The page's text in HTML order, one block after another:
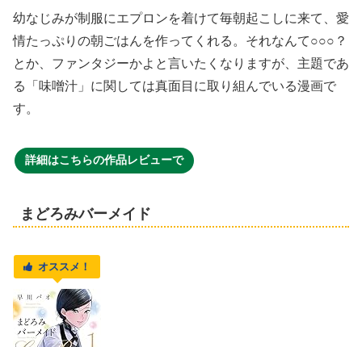
幼なじみが制服にエプロンを着けて毎朝起こしに来て、愛
情たっぷりの朝ごはんを作ってくれる。それなんて○○○？
とか、ファンタジーかよと言いたくなりますが、主題であ
る「味噌汁」に関しては真面目に取り組んでいる漫画で
す。
詳細はこちらの作品レビューで
まどろみバーメイド
オススメ！